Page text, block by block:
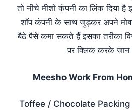
तो नीचे मीशो कंपनी का लिंक दिया
शॉप कंपनी के साथ जुड़कर अपने
बैठे पैसे कमा सकते हैं इसका तरीका
पर क्लिक करके
Meesho Work From
Toffee / Chocolate